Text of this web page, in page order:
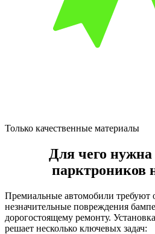
Только качественные материалы
Для чего нужна
парктроников
Премиальные автомобили требуют
незначительные повреждения
дорогостоящему ремонту.
решает несколько ключевых задач: